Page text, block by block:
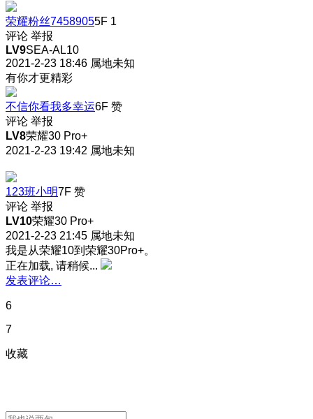
荣耀粉丝74589055F 1
评论 举报
LV9SEA-AL10
2021-2-23 18:46 属地未知
有你才更精彩
不信你看我多幸运6F 赞
评论 举报
LV8荣耀30 Pro+
2021-2-23 19:42 属地未知
123班小明7F 赞
评论 举报
LV10荣耀30 Pro+
2021-2-23 21:45 属地未知
我是从荣耀10到荣耀30Pro+。
正在加载, 请稍候...
发表评论…
6
7
收藏